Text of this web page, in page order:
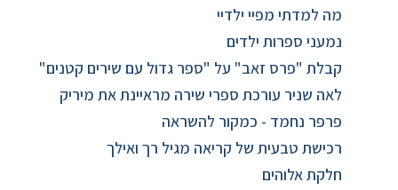
מה למדתי מפיי ילדיי
נמעני ספרות ילדים
קבלת "פרס זאב" על "ספר גדול עם שירים קטנים"
לאה שניר עורכת ספרי שירה מראיינת את מיריק
פרפר נחמד - כמקור להשראה
רכישת טבעית של קריאה מגיל רך ואילך
חלקת אלוהים